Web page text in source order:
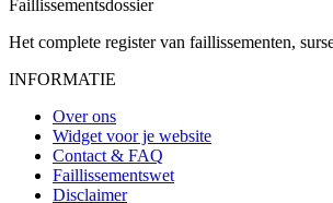
Faillissementsdossier
Het complete register van faillissementen,
INFORMATIE
Over ons
Widget voor je website
Contact & FAQ
Faillissementswet
Disclaimer